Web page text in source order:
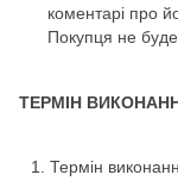
коментарі про
Покупця не
ТЕРМІН
Термін